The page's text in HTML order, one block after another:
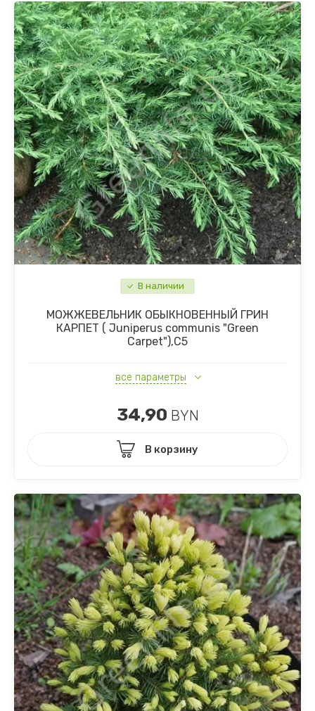
В наличии
МОЖЖЕВЕЛЬНИК ОБЫКНОВЕННЫЙ ГРИН
КАРПЕТ ( Juniperus communis "Green
Carpet"),С5
все параметры
34,90 BYN
В корзину